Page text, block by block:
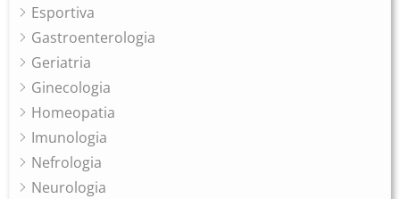
Esportiva
Gastroenterologia
Geriatria
Ginecologia
Homeopatia
Imunologia
Nefrologia
Neurologia